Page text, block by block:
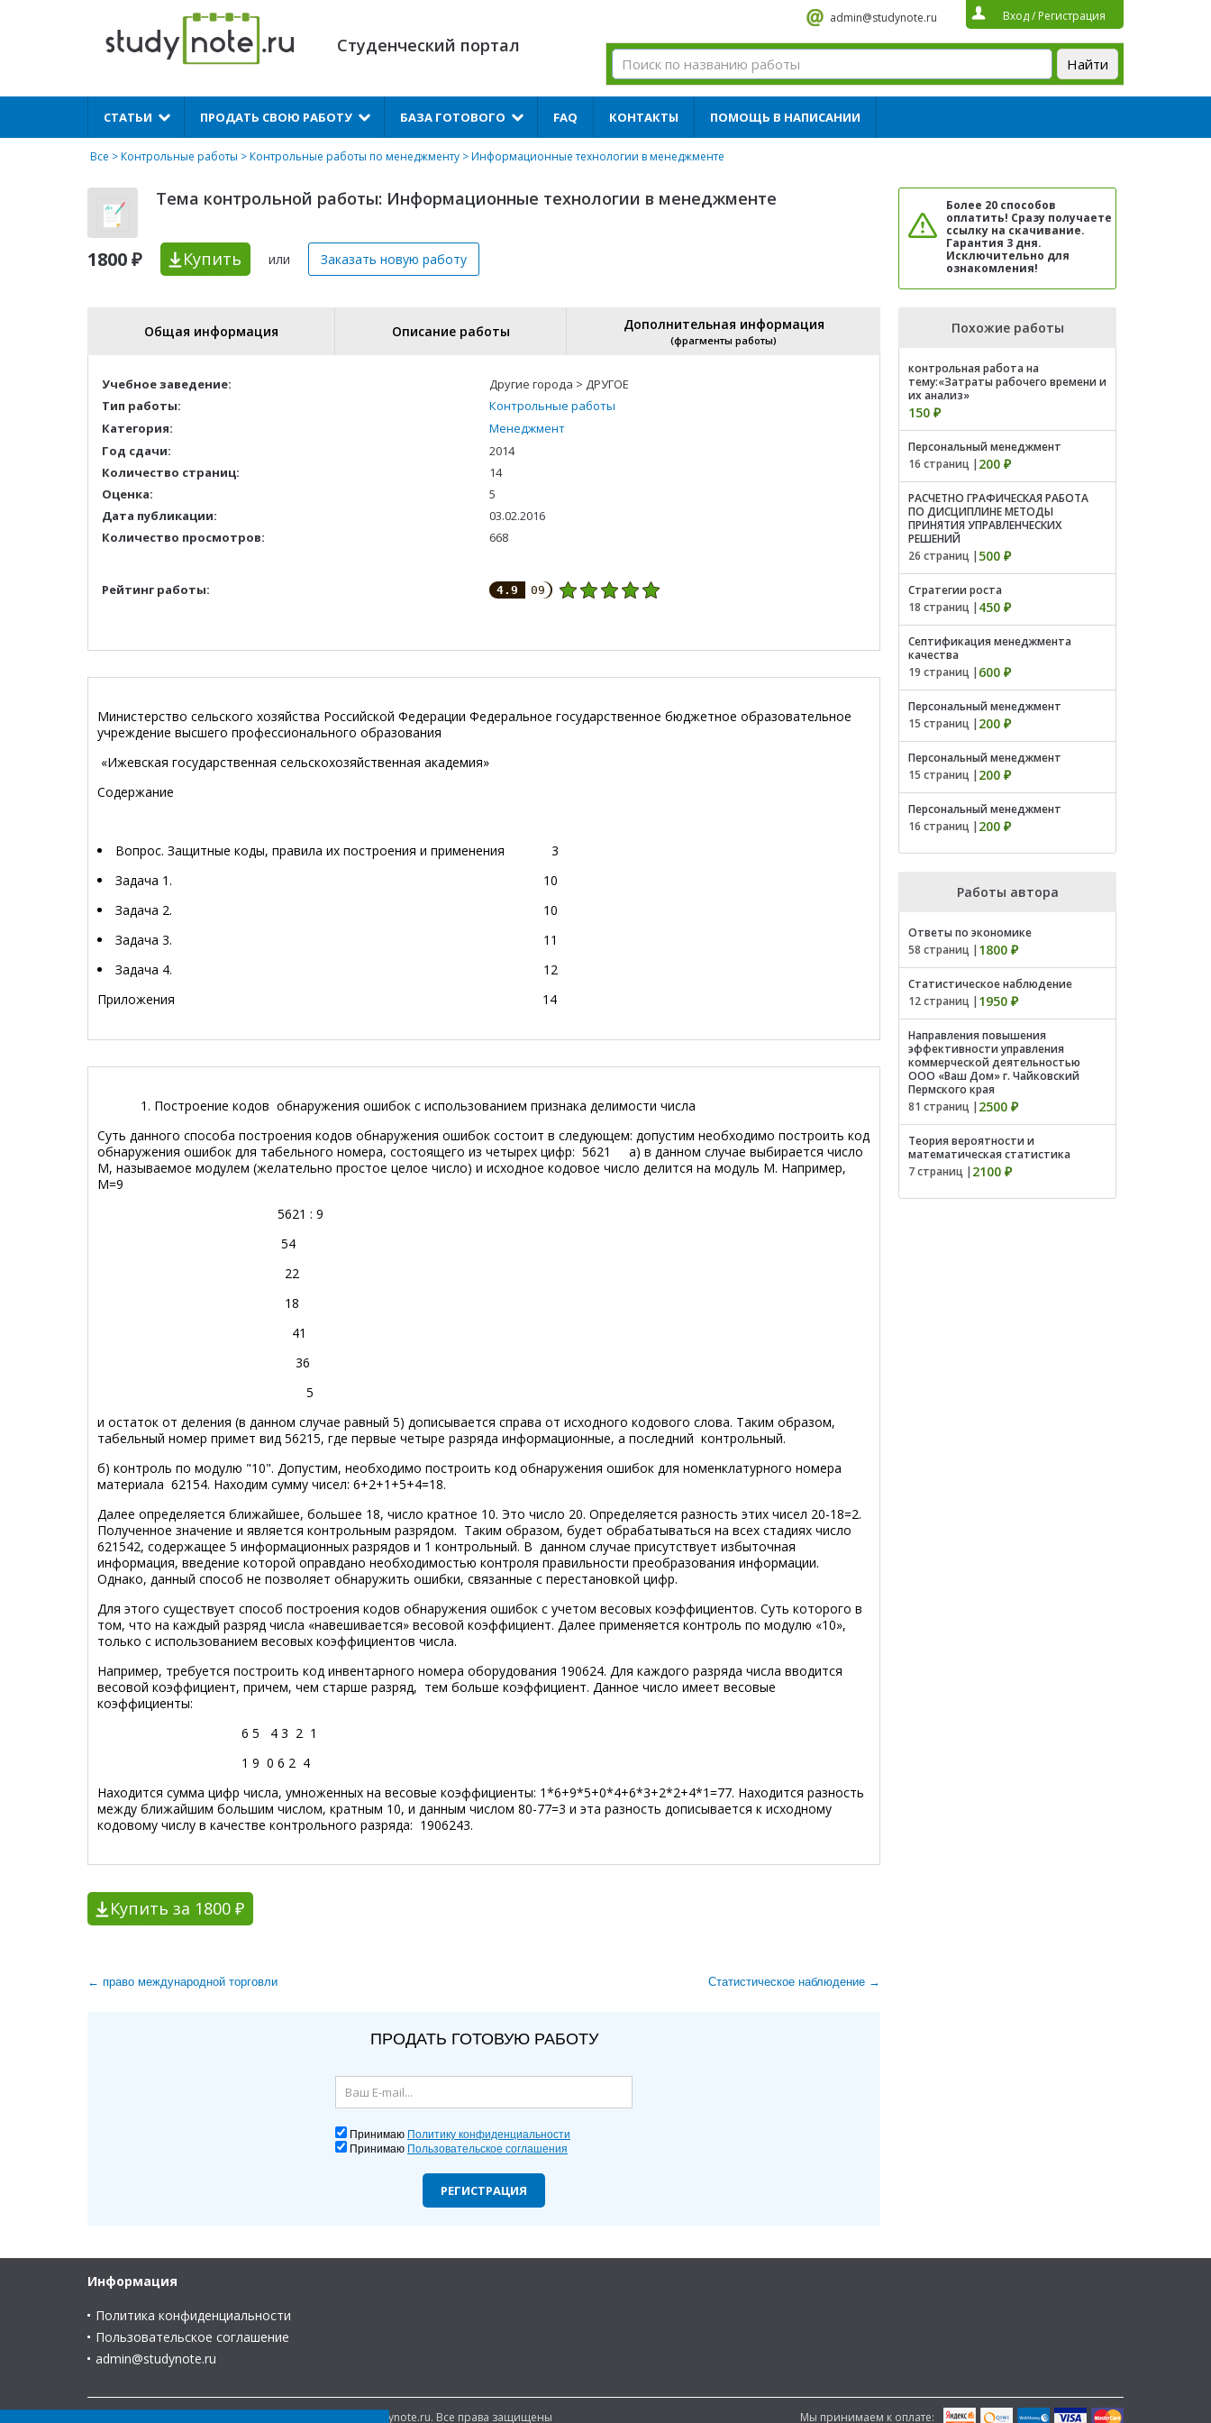
Студенческий портал
admin@studynote.ru Вход/ Регистрация
СТАТЬИ ПРОДАТЬ СВОЮ РАБОТУ БАЗА ГОТОВОГО FAQ КОНТАКТЫ ПОМОЩЬ В НАПИСАНИИ
Все >Контрольные работы >Контрольные работы по менеджменту > Информационные технологии в менеджменте
Тема контрольной работы: Информационные технологии в менеджменте
1800 ₽ Купить или Заказать новую работу
Более 20 способов
оплатить! Сразу получаете
ссылку на скачивание.
Гарантия 3 дня.
Исключительно для
ознакомления!
Общая информация Описание работы Дополнительная информация
(фрагменты работы)
Учебное заведение:
Другие города > ДРУГОЕ
Тип работы:
Контрольные работы
Категория:
Менеджмент
Год сдачи:
2014
Количество страниц:
14
Оценка:
5
Дата публикации:
03.02.2016
Количество просмотров:
668
Рейтинг работы: 4.9 09
Министерство сельского хозяйства Российской Федерации Федеральное государственное бюджетное образовательное
учреждение высшего профессионального образования
«Ижевская государственная сельскохозяйственная академия»
Содержание
Вопрос. Защитные коды, правила их построения и применения 3
Задача 1. 10
Задача 2. 10
Задача 3. 11
Задача 4. 12
Приложения 14
1. Построение кодов обнаружения ошибок с использованием признака делимости числа
Суть данного способа построения кодов обнаружения ошибок состоит в следующем: допустим необходимо построить код
обнаружения ошибок для табельного номера, состоящего из четырех цифр: 5621 а) в данном случае выбирается число
М, называемое модулем (желательно простое целое число) и исходное кодовое число делится на модуль М. Например,
М=9
5621 : 9
54
22
18
41
36
5
и остаток от деления (в данном случае равный 5) дописывается справа от исходного кодового слова. Таким образом,
табельный номер примет вид 56215, где первые четыре разряда информационные, а последний контрольный.
б) контроль по модулю "10". Допустим, необходимо построить код обнаружения ошибок для номенклатурного номера
материала 62154. Находим сумму чисел: 6+2+1+5+4=18.
Далее определяется ближайшее, большее 18, число кратное 10. Это число 20. Определяется разность этих чисел 20-18=2.
Полученное значение и является контрольным разрядом. Таким образом, будет обрабатываться на всех стадиях число
621542, содержащее 5 информационных разрядов и 1 контрольный. В данном случае присутствует избыточная
информация, введение которой оправдано необходимостью контроля правильности преобразования информации.
Однако, данный способ не позволяет обнаружить ошибки, связанные с перестановкой цифр.
Для этого существует способ построения кодов обнаружения ошибок с учетом весовых коэффициентов. Суть которого в
том, что на каждый разряд числа «навешивается» весовой коэффициент. Далее применяется контроль по модулю «10»,
только с использованием весовых коэффициентов числа.
Например, требуется построить код инвентарного номера оборудования 190624. Для каждого разряда числа вводится
весовой коэффициент, причем, чем старше разряд, тем больше коэффициент. Данное число имеет весовые
коэффициенты:
6 5 4 3 2 1
1 9 0 6 2 4
Находится сумма цифр числа, умноженных на весовые коэффициенты: 1*6+9*5+0*4+6*3+2*2+4*1=77. Находится разность
между ближайшим большим числом, кратным 10, и данным числом 80-77=3 и эта разность дописывается к исходному
кодовому числу в качестве контрольного разряда: 1906243.
Купить за 1800 ₽
← право международной торговли Статистическое наблюдение →
ПРОДАТЬ ГОТОВУЮ РАБОТУ
Принимаю Политику конфиденциальности
Принимаю Пользовательское соглашения
РЕГИСТРАЦИЯ
Похожие работы
контрольная работа на
тему:«Затраты рабочего времени и
их анализ»
150 ₽
Персональный менеджмент
16 страниц | 200 ₽
РАСЧЕТНО ГРАФИЧЕСКАЯ РАБОТА
ПО ДИСЦИПЛИНЕ МЕТОДЫ
ПРИНЯТИЯ УПРАВЛЕНЧЕСКИХ
РЕШЕНИЙ
26 страниц | 500 ₽
Стратегии роста
18 страниц | 450 ₽
Септификация менеджмента
качества
19 страниц | 600 ₽
Персональный менеджмент
15 страниц | 200 ₽
Персональный менеджмент
15 страниц | 200 ₽
Персональный менеджмент
16 страниц | 200 ₽
Работы автора
Ответы по экономике
58 страниц | 1800 ₽
Статистическое наблюдение
12 страниц | 1950 ₽
Направления повышения
эффективности управления
коммерческой деятельностью
ООО «Ваш Дом» г. Чайковский
Пермского края
81 страниц | 2500 ₽
Теория вероятности и
математическая статистика
7 страниц | 2100 ₽
Информация
Политика конфиденциальности
Пользовательское соглашение
admin@studynote.ru
© 2008-2025 В помощь студенту и для студента - Studynote.ru. Все права защищены Мы принимаем к оплате: